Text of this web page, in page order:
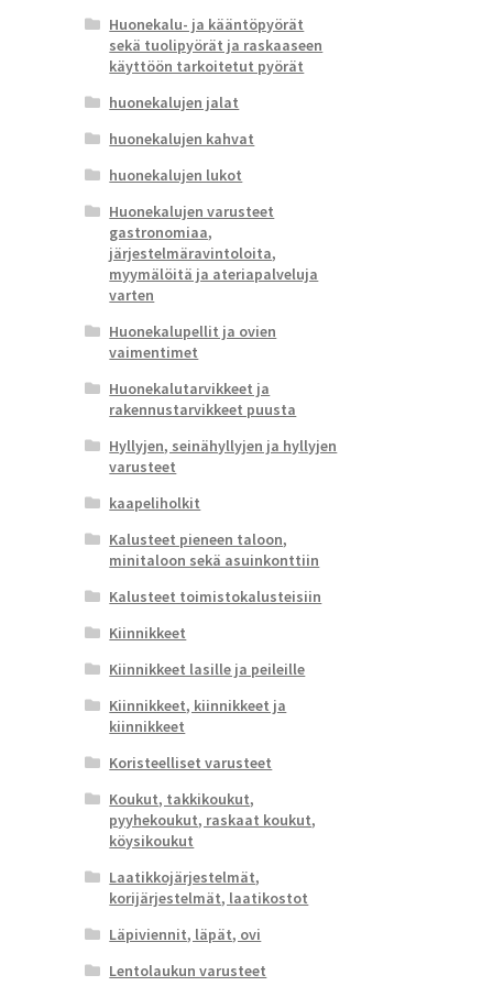
Huonekalu- ja kääntöpyörät
sekä tuolipyörät ja raskaaseen
käyttöön tarkoitetut pyörät
huonekalujen jalat
huonekalujen kahvat
huonekalujen lukot
Huonekalujen varusteet
gastronomiaa,
järjestelmäravintoloita,
myymälöitä ja ateriapalveluja
varten
Huonekalupellit ja ovien
vaimentimet
Huonekalutarvikkeet ja
rakennustarvikkeet puusta
Hyllyjen, seinähyllyjen ja hyllyjen
varusteet
kaapeliholkit
Kalusteet pieneen taloon,
minitaloon sekä asuinkonttiin
Kalusteet toimistokalusteisiin
Kiinnikkeet
Kiinnikkeet lasille ja peileille
Kiinnikkeet, kiinnikkeet ja
kiinnikkeet
Koristeelliset varusteet
Koukut, takkikoukut,
pyyhekoukut, raskaat koukut,
köysikoukut
Laatikkojärjestelmät,
korijärjestelmät, laatikostot
Läpiviennit, läpät, ovi
Lentolaukun varusteet